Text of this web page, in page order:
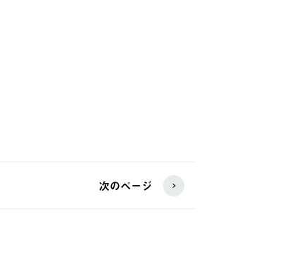
次のページ